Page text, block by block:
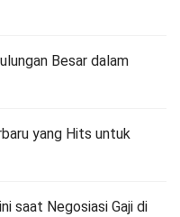
Besar dalam
yang Hits untuk
saat Negosiasi Gaji di